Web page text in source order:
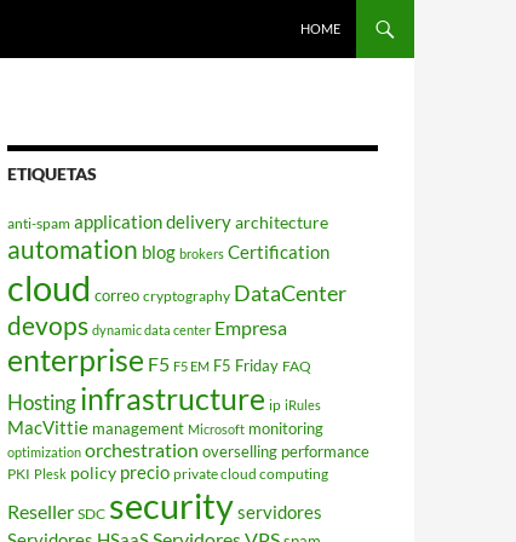
HOME
ETIQUETAS
anti-spam application deliveryarchitecture
automation blog brokers Certification
cloud correo cryptography DataCenter
devops dynamic data center Empresa
enterprise F5 F5 EM F5 Friday FAQ
Hostinginfrastructure ip iRules
MacVittie management Microsoft monitoring
optimization orchestration overselling performance
PKI Plesk policy precio private cloud computing
Reseller SDC securityservidores